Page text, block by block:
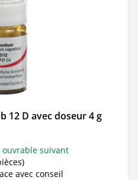
12 D avec doseur 4 g
suivant
avec conseil